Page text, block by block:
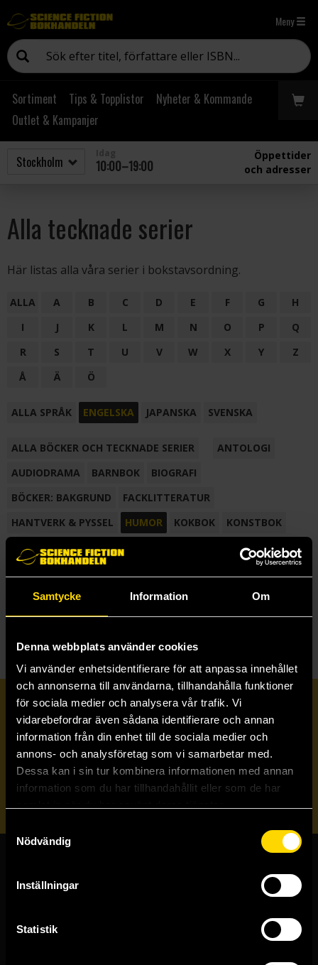
Samtycke Information Om
Denna webbplats använder cookies
Vi använder enhetsidentifierare för att anpassa innehållet
och annonserna till användarna, tillhandahålla funktioner
för sociala medier och analysera vår trafik. Vi
vidarebefordrar även sådana identifierare och annan
information från din enhet till de sociala medier och
annons- och analysföretag som vi samarbetar med.
Dessa kan i sin tur kombinera informationen med annan
information som du har tillhandahållit eller som de har
Nödvändig
Inställningar
Statistik
Meny
Sortiment Tips & Topplistor
Nyheter & Kommande
Outlet & Kampanjer
10:00–19:00
Öppettider
och adresser
Alla tecknade serier
Här listas alla våra serier i bokstavsordning.
ALLA A B C D E F G
H
I
J K L M N O P
Q
R
S T U V W X Y
Z
Å
Ä Ö
ALLA SPRÅK ENGELSKA JAPANSKA SVENSKA
ALLA BÖCKER OCH TECKNADE SERIER
ANTOLOGI
AUDIODRAMA
BARNBOK
BIOGRAFI
BÖCKER: BAKGRUND
FACKLITTERATUR
HANTVERK & PYSSEL
HUMOR KOKBOK
KONSTBOK
KORTROMAN
LÄROBOK
NOVELL
SAMLINGSVOLYM
TECKNA & MÅLA TECKNAD SERIE
Prenumerera på vårt nyhetsbrev
Veckobrevet
Skicka
Butiker & kundtjänst
Västerlånggatan 48